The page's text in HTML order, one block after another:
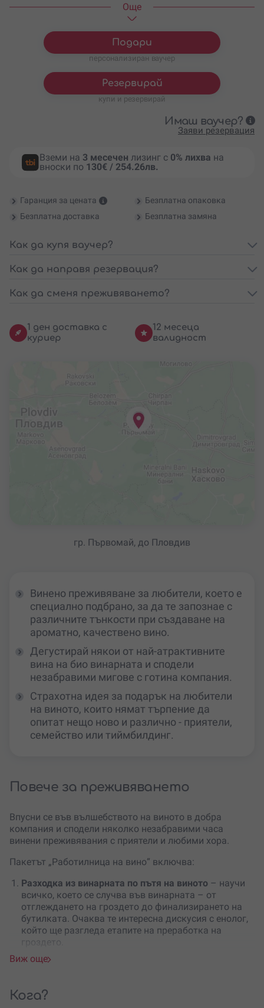
Oще
Подари
персонализиран ваучер
Резервирай
купи и резервирай
Имаш ваучер?
Заяви резервация
Вземи на 3 месечен лизинг с 0% лихва на
вноски по 130€ / 254.26лв.
Гаранция за цената
Безплатна опаковка
Безплатна доставка
Безплатна замяна
Как да купя ваучер?
Как да направя резервация?
Как да сменя преживяването?
1 ден доставка с
куриер
12 месеца
валидност
гр. Първомай, до Пловдив
Винено преживяване за любители, което е
специално подбрано, за да те запознае с
различните тънкости при създаване на
ароматно, качествено вино.
Дегустирай някои от най-атрактивните
вина на био винарната и сподели
незабравими мигове с готина компания.
Страхотна идея за подарък на любители
на виното, които нямат търпение да
опитат нещо ново и различно - приятели,
семейство или тиймбилдинг.
Повече за преживяването
Впусни се във вълшебството на виното в добра
компания и сподели няколко незабравими часа
винени преживявания с приятели и любими хора.
Пакетът „Работилница на вино“ включва:
Разходка из винарната по пътя на виното – научи
всичко, което се случва във винарната – от
отглеждането на гроздето до финализирането на
бутилката. Очаква те интересна дискусия с енолог,
който ще разгледа етапите на преработка на
Дегустация на три вина
на винарната, придружени от домашно приготвен
хумус, гризини, десерт, минерална вода.
Забавни Винени игри
Виж още
Кога?